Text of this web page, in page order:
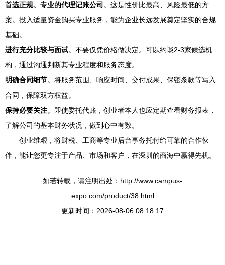
首选正规、专业的代理记账公司 。这是性价比最高、风险最低的方
案。投入适量资金购买专业服务，能为企业长远发展奠定坚实的合规
基础。
进行充分比较与面试。不要仅凭价格做决定。可以约谈2-3家候选机
构，通过沟通判断其专业程度和服务态度。
明确合同细节。将服务范围、响应时间、交付成果、保密条款等写入
合同，保障双方权益。
保持必要关注。即使委托代账，创业者本人也应定期查看财务报表，
了解公司的基本财务状况，做到心中有数。
创业维艰，将财税、工商等专业后台事务托付给可靠的合作伙
伴，能让您更专注于产品、市场和客户，在深圳的商海中赢得先机。
如若转载，请注明出处：http://www.campus-
expo.com/product/38.html
更新时间：2026-08-06 08:18:17